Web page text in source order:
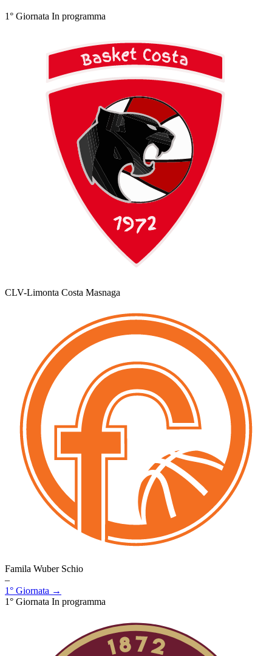
1° Giornata In programma
CLV-Limonta Costa Masnaga
Famila Wuber Schio
–
1° Giornata →
1° Giornata In programma